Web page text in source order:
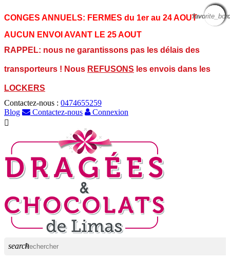
CONGES ANNUELS: FERMES du 1er au 24 AOUT
AUCUN ENVOI AVANT LE 25 AOUT
RAPPEL: nous ne garantissons pas les délais des
transporteurs ! Nous REFUSONS les envois dans les
LOCKERS
Contactez-nous : 0474655259
Blog
Contactez-nous
Connexion

search